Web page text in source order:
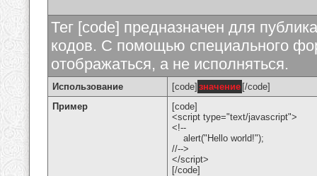
Тег [code] предназначен для
кодов. С помощью специального
отображаться, а не исполняться.
Использование [code] значение [/code]
Пример
[code]
<script type="text/javascript">
<!--
alert("Hello world!");
//-->
</script>
[/code]